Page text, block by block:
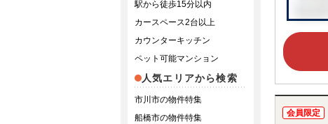
会員限定
駅から徒歩15分以内
カースペース2台以上
カウンターキッチン
ペット可能マンション
人気エリアから検索
市川市の物件特集
船橋市の物件特集